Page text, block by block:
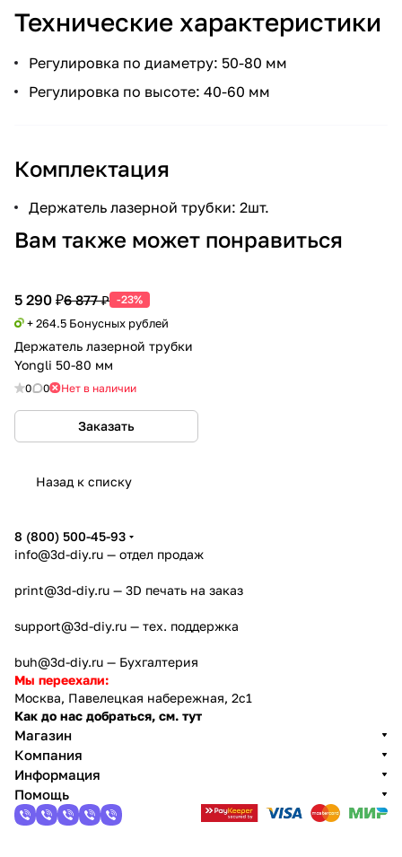
Технические характеристики
Регулировка по диаметру: 50-80 мм
Регулировка по высоте: 40-60 мм
Комплектация
Держатель лазерной трубки: 2шт.
Вам также может понравиться
5 290 ₽6 877 ₽ -23%
+ 264.5 Бонусных рублей
Держатель лазерной трубки
Yongli 50-80 мм
0 0 Нет в наличии
Заказать
Назад к списку
8 (800) 500-45-93
info@3d-diy.ru — отдел продаж
print@3d-diy.ru — 3D печать на заказ
support@3d-diy.ru — тех. поддержка
buh@3d-diy.ru — Бухгалтерия
Мы переехали:
Москва, Павелецкая набережная, 2с1
Как до нас добраться, см. тут
Магазин
Компания
Информация
Помощь